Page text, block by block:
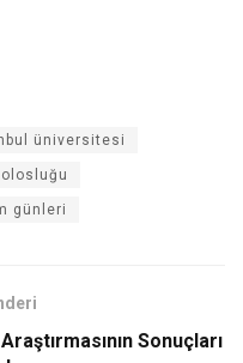
üniversitesi
günleri
Sonuçları